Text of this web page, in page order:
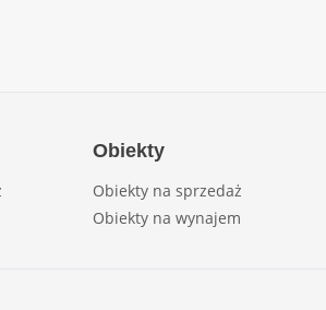
Obiekty
Obiekty na sprzedaż
Obiekty na wynajem